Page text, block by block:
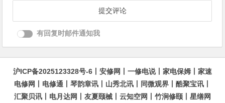
有回复时邮件通知我
沪ICP备2025123328号-6 安修网 一修电说丨 家电保姆
家速
电修网
电修通 琴韵章讯 山秀北讯 同微观界 酷聚宝讯
汇聚贝讯
电月达网 友夏颐械 云知空网 竹涧修颐 星缮网